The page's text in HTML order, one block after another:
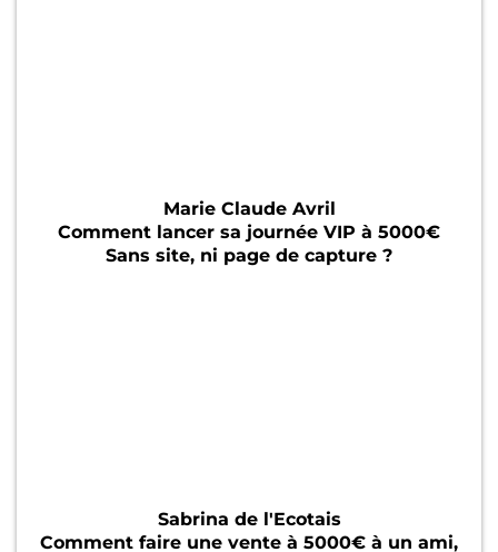
Marie Claude Avril
Comment lancer sa journée VIP à 5000€
Sans site, ni page de capture ?
Sabrina de l'Ecotais
Comment faire une vente à 5000€ à un ami,